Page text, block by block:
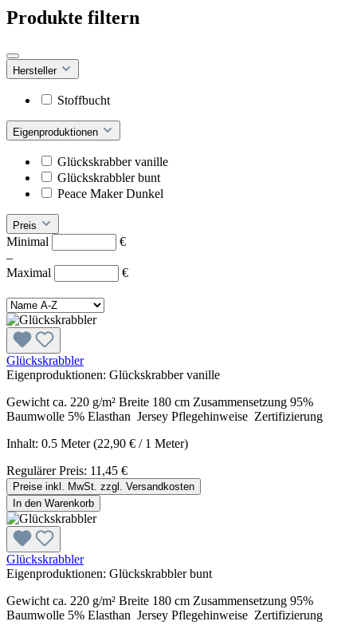
Produkte filtern
Hersteller
Stoffbucht
Eigenproduktionen
Glückskrabber vanille
Glückskrabbler bunt
Peace Maker Dunkel
Preis
Minimal
€
–
Maximal
€
Glückskrabbler
Eigenproduktionen: Glückskrabber vanille
Gewicht ca. 220 g/m² Breite 180 cm Zusammensetzung 95%
Baumwolle 5% Elasthan Jersey Pflegehinweise Zertifizierung
Inhalt: 0.5 Meter(22,90 € / 1 Meter)
Regulärer Preis: 11,45 €
Preise inkl. MwSt. zzgl. Versandkosten
In den Warenkorb
Glückskrabbler
Eigenproduktionen: Glückskrabbler bunt
Gewicht ca. 220 g/m² Breite 180 cm Zusammensetzung 95%
Baumwolle 5% Elasthan Jersey Pflegehinweise Zertifizierung